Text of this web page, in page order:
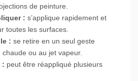
de peinture.
: s’applique rapidement et
toutes les surfaces.
: se retire en un seul geste
chaude ou au jet vapeur.
: peut être réappliqué plusieurs